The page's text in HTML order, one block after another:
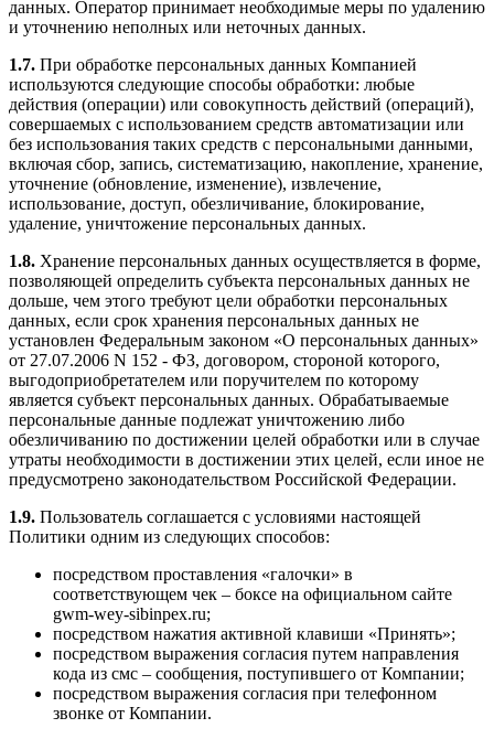
данных. Оператор принимает необходимые меры по удалению
и уточнению неполных или неточных данных.
1.7. При обработке персональных данных Компанией
используются следующие способы обработки: любые
действия (операции) или совокупность действий (операций),
совершаемых с использованием средств автоматизации или
без использования таких средств с персональными данными,
включая сбор, запись, систематизацию, накопление, хранение,
уточнение (обновление, изменение), извлечение,
использование, доступ, обезличивание, блокирование,
удаление, уничтожение персональных данных.
1.8. Хранение персональных данных осуществляется в форме,
позволяющей определить субъекта персональных данных не
дольше, чем этого требуют цели обработки персональных
данных, если срок хранения персональных данных не
установлен Федеральным законом «О персональных данных»
от 27.07.2006 N 152 - ФЗ, договором, стороной которого,
выгодоприобретателем или поручителем по которому
является субъект персональных данных. Обрабатываемые
персональные данные подлежат уничтожению либо
обезличиванию по достижении целей обработки или в случае
утраты необходимости в достижении этих целей, если иное не
предусмотрено законодательством Российской Федерации.
1.9. Пользователь соглашается с условиями настоящей
Политики одним из следующих способов:
посредством проставления «галочки» в
соответствующем чек – боксе на официальном сайте
gwm-wey-sibinpex.ru;
посредством нажатия активной клавиши «Принять»;
посредством выражения согласия путем направления
кода из смс – сообщения, поступившего от Компании;
посредством выражения согласия при телефонном
звонке от Компании.